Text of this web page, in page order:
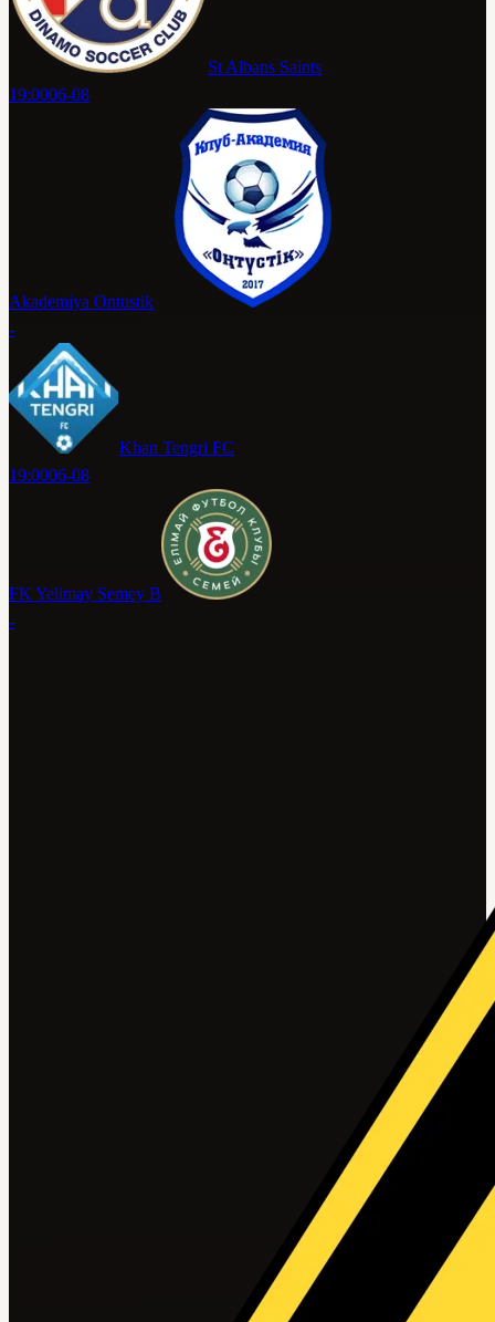
St Albans Saints
19:0006-08
Akademiya Ontustik
-
Khan Tengri FC
19:0006-08
FK Yelimay Semey B
-